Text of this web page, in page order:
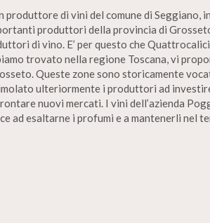
produttore di vini del comune di
produttori della provincia di
di vino. E’ per questo che
trovato nella regione Toscana, vi
Queste zone sono storicamente
ulteriormente i produttori ad
nuovi mercati. I vini dell’azienda
ad esaltarne i profumi e a mantenerli